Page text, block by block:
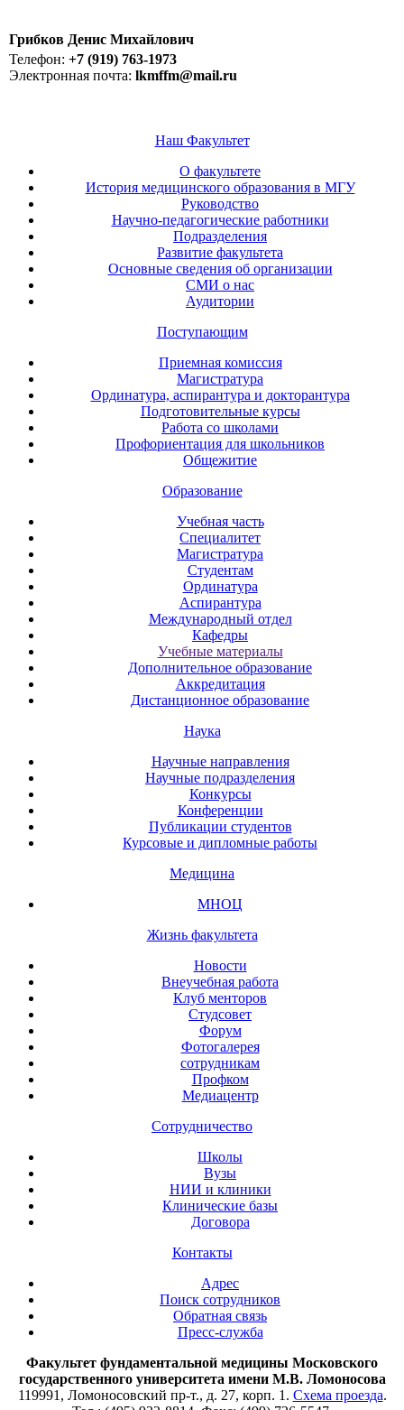
Грибков Денис Михайлович
Телефон: +7 (919) 763-1973
Электронная почта: lkmffm@mail.ru
Наш Факультет
О факультете
История медицинского образования в МГУ
Руководство
Научно-педагогические работники
Подразделения
Развитие факультета
Основные сведения об организации
СМИ о нас
Аудитории
Поступающим
Приемная комиссия
Магистратура
Ординатура, аспирантура и докторантура
Подготовительные курсы
Работа со школами
Профориентация для школьников
Общежитие
Образование
Учебная часть
Специалитет
Магистратура
Студентам
Ординатура
Аспирантура
Международный отдел
Кафедры
Учебные материалы
Дополнительное образование
Аккредитация
Дистанционное образование
Наука
Научные направления
Научные подразделения
Конкурсы
Конференции
Публикации студентов
Курсовые и дипломные работы
Медицина
МНОЦ
Жизнь факультета
Новости
Внеучебная работа
Клуб менторов
Студсовет
Форум
Фотогалерея
сотрудникам
Профком
Медиацентр
Сотрудничество
Школы
Вузы
НИИ и клиники
Клинические базы
Договора
Контакты
Адрес
Поиск сотрудников
Обратная связь
Пресс-служба
Факультет фундаментальной медицины Московского
государственного университета имени М.В. Ломоносова
119991, Ломоносовский пр-т., д. 27, корп. 1. Схема проезда.